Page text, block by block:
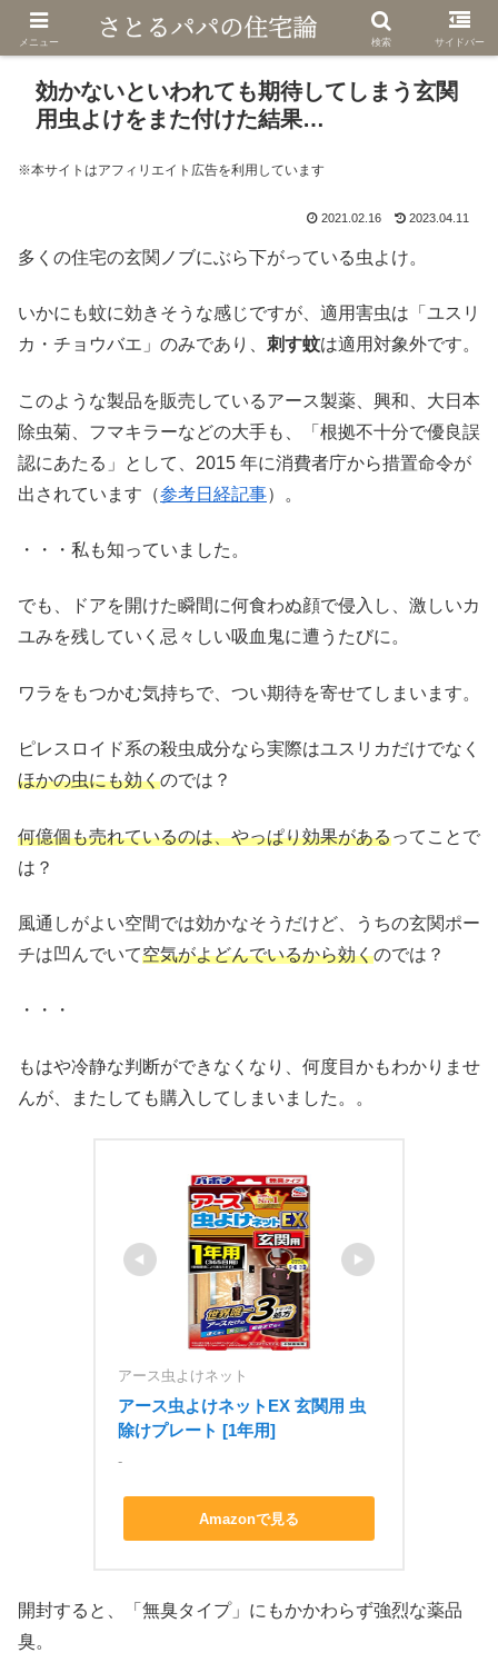
効かないといわれても期待してしまう玄関
用虫よけをまた付けた結果…
※本サイトはアフィリエイト広告を利用しています
2021.02.16 2023.04.11
多くの住宅の玄関ノブにぶら下がっている虫よけ。
いかにも蚊に効きそうな感じですが、適用害虫は「ユスリ
カ・チョウバエ」のみであり、 刺す蚊は適用対象外です。
このような製品を販売しているアース製薬、興和、大日本
除虫菊、フマキラーなどの大手も、「根拠不十分で優良誤
認にあたる」として、2015 年に消費者庁から措置命令が
出されています（参考日経記事）。
・・・私も知っていました。
でも、ドアを開けた瞬間に何食わぬ顔で侵入し、激しいカ
ユみを残していく忌々しい吸血鬼に遭うたびに。
ワラをもつかむ気持ちで、つい期待を寄せてしまいます。
ピレスロイド系の殺虫成分なら実際はユスリカだけでなく
ほかの虫にも効くのでは？
何億個も売れているのは、やっぱり効果があるってことで
は？
風通しがよい空間では効かなそうだけど、うちの玄関ポー
チは凹んでいて空気がよどんでいるから効くのでは？
・・・
もはや冷静な判断ができなくなり、何度目かもわかりませ
んが、またしても購入してしまいました。。
アース虫よけネット
アース虫よけネットEX 玄関用 虫
除けプレート [1年用]
-
Amazonで見る
開封すると、「無臭タイプ」にもかかわらず強烈な薬品
臭。
メニュー 検索 サイドバー